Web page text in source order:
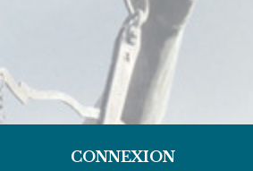
CONNEXION